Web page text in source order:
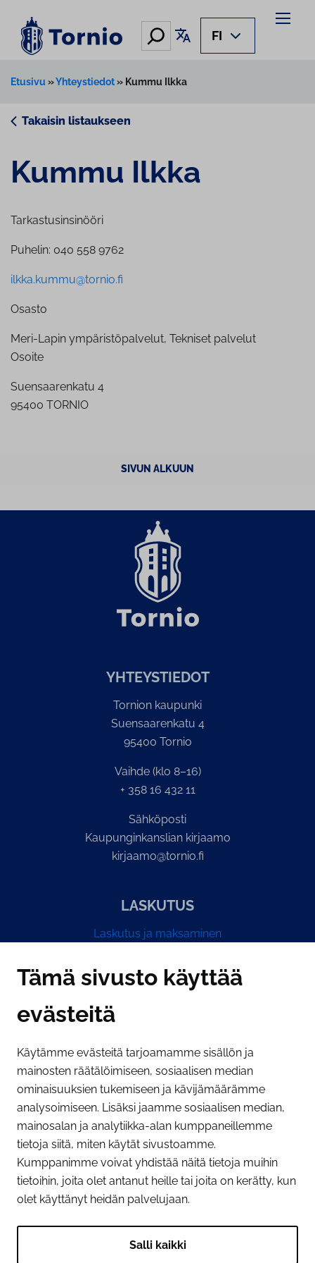
Tämä sivusto käyttää
evästeitä
Käytämme evästeitä tarjoamamme sisällön ja
mainosten räätälöimiseen, sosiaalisen median
ominaisuuksien tukemiseen ja kävijämäärämme
analysoimiseen. Lisäksi jaamme sosiaalisen median,
mainosalan ja analytiikka-alan kumppaneillemme
tietoja siitä, miten käytät sivustoamme.
Kumppanimme voivat yhdistää näitä tietoja muihin
tietoihin, joita olet antanut heille tai joita on kerätty, kun
olet käyttänyt heidän palvelujaan.
Salli kaikki
sisältöön
Hae Käännä sivu
FI
Etusivu »Yhteystiedot» Kummu Ilkka
Takaisin listaukseen
Kummu Ilkka
Tarkastusinsinööri
Puhelin: 040 558 9762
ilkka.kummu@tornio.fi
Osasto
Meri-Lapin ympäristöpalvelut, Tekniset palvelut
Osoite
Suensaarenkatu 4
95400 TORNIO
SIVUN ALKUUN
YH­TEYS­TIE­DOT
Tornion kaupunki
Suensaarenkatu 4
95400 Tornio
Vaihde (klo 8–16)
+ 358 16 432 11
Sähköposti
Kaupunginkanslian kirjaamo
kirjaamo@tornio.fi
LASKUTUS
Laskutus ja maksaminen
PI­KA­LINK­KE­JÄ
Näytä evästeasetukseni
SOSIAALINEN MEDIA
Facebook InstagramYouTube